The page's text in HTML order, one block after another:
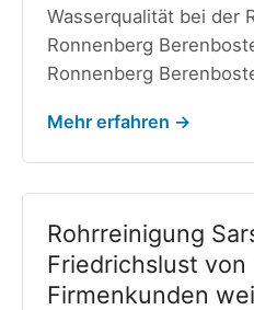
Wasserqualität bei der
Ronnenberg
Ronnenberg
Mehr erfahren →
Rohrreinigung
Friedrichslust von
Firmenkunden